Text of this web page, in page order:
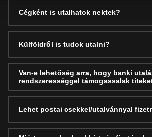
Cégként is utalhatok nektek?
Külföldről is tudok utalni?
Van-e lehetőség arra, hogy banki
rendszerességgel támogassalak
Lehet postai csekkel/utalvánnyal